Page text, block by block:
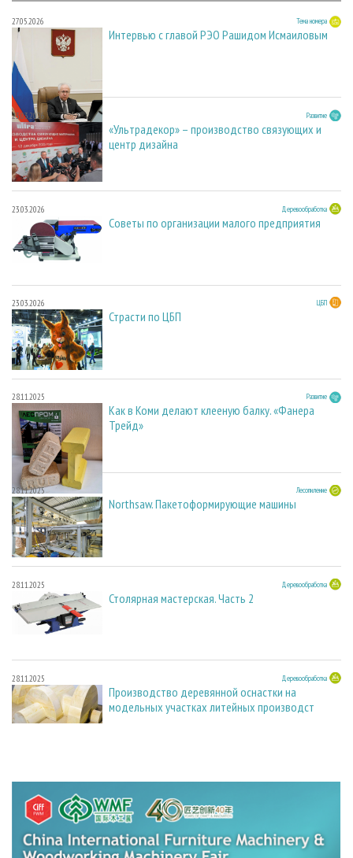
27.05.2026 Тема номера
Интервью с главой РЭО Рашидом Исмаиловым
23.03.2026 Развитие
«Ультрадекор» – производство связующих и
центр дизайна
23.03.2026 Деревообработка
Советы по организации малого предприятия
23.03.2026 ЦБП
Страсти по ЦБП
28.11.2025 Развитие
Как в Коми делают клееную балку. «Фанера
Трейд»
28.11.2025 Лесопиление
Northsaw. Пакетоформирующие машины
28.11.2025 Деревообработка
Столярная мастерская. Часть 2
28.11.2025 Деревообработка
Производство деревянной оснастки на
модельных участках литейных производст